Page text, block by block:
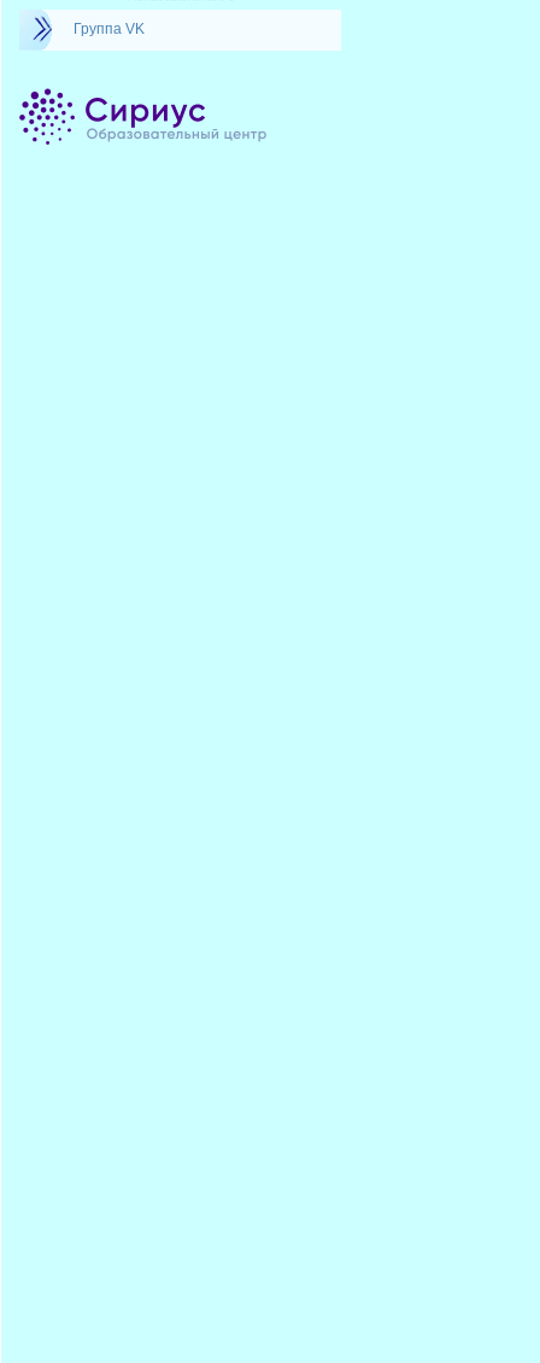
Группа VK